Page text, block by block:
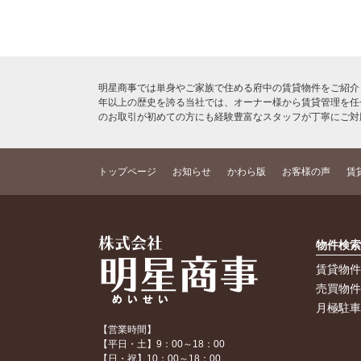
明星商事では単身やご家族で住める府中の賃貸物件をご紹
年以上の歴史を誇る当社では、オーナー様から賃貸管理を
のお取引が初めての方にも経験豊富なスタッフが丁寧にご
トップページ お知らせ かわら版 お客様の声 賃
【営業時間】
【平日・土】9：00～18：00
【日・祝】10：00～18：00
物件検索
賃貸物
売買物件
月極駐